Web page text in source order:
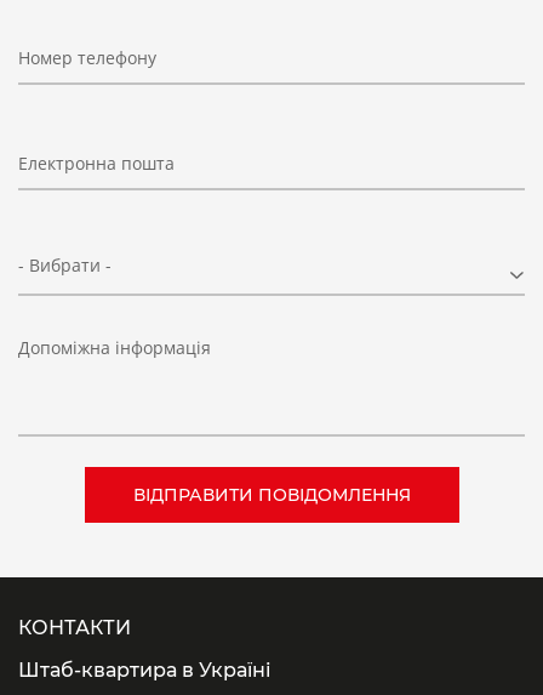
Номер телефону
Електронна пошта
- Вибрати -
Допоміжна інформація
КОНТАКТИ
Штаб-квартира в Україні